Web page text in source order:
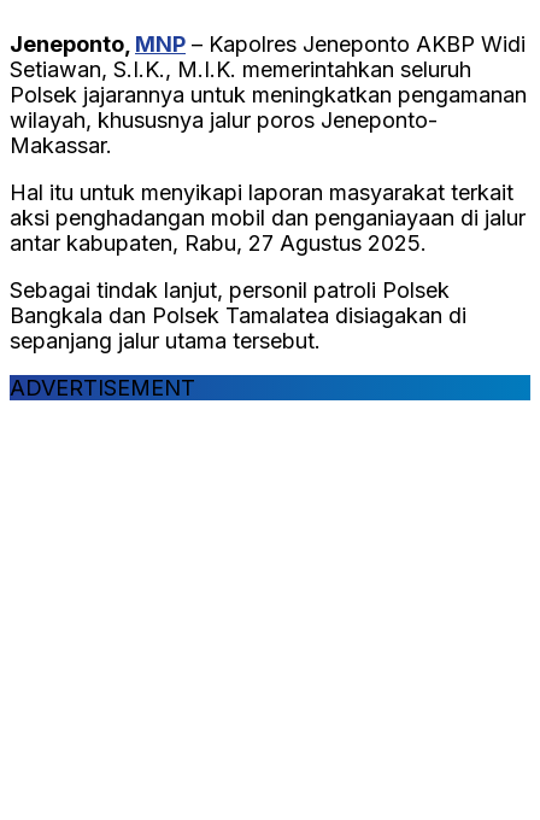
Jeneponto, MNP – Kapolres Jeneponto AKBP Widi
Setiawan, S.I.K., M.I.K. memerintahkan seluruh
Polsek jajarannya untuk meningkatkan pengamanan
wilayah, khususnya jalur poros Jeneponto-
Makassar.
Hal itu untuk menyikapi laporan masyarakat terkait
aksi penghadangan mobil dan penganiayaan di jalur
antar kabupaten, Rabu, 27 Agustus 2025.
Sebagai tindak lanjut, personil patroli Polsek
Bangkala dan Polsek Tamalatea disiagakan di
sepanjang jalur utama tersebut.
ADVERTISEMENT